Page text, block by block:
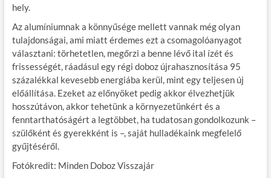
hely.
Az alumíniumnak a könnyűsége mellett vannak még olyan
tulajdonságai, ami miatt érdemes ezt a csomagolóanyagot
választani: törhetetlen, megőrzi a benne lévő ital ízét és
frissességét, ráadásul egy régi doboz újrahasznosítása 95
százalékkal kevesebb energiába kerül, mint egy teljesen új
előállítása. Ezeket az előnyöket pedig akkor élvezhetjük
hosszútávon, akkor tehetünk a környezetünkért és a
fenntarthatóságért a legtöbbet, ha tudatosan gondolkozunk –
szülőként és gyerekként is –, saját hulladékaink megfelelő
gyűjtéséről.
Fotókredit: Minden Doboz Visszajár